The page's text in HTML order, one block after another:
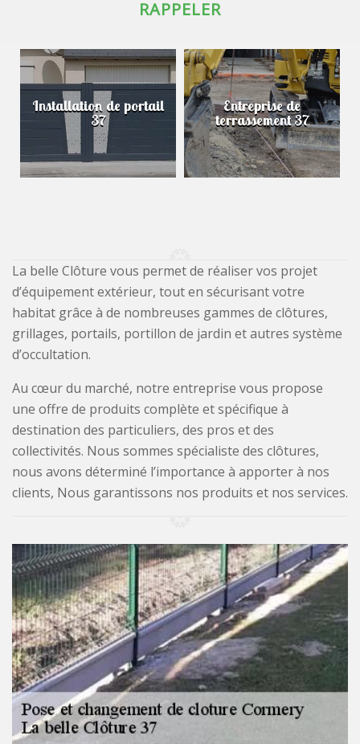
Installation de portail
37
Entreprise de
terrassement 37
La belle Clôture vous permet de réaliser vos projet
d’équipement extérieur, tout en sécurisant votre
habitat grâce à de nombreuses gammes de clôtures,
grillages, portails, portillon de jardin et autres système
d’occultation.
Au cœur du marché, notre entreprise vous propose
une offre de produits complète et spécifique à
destination des particuliers, des pros et des
collectivités. Nous sommes spécialiste des clôtures,
nous avons déterminé l’importance à apporter à nos
clients, Nous garantissons nos produits et nos services.